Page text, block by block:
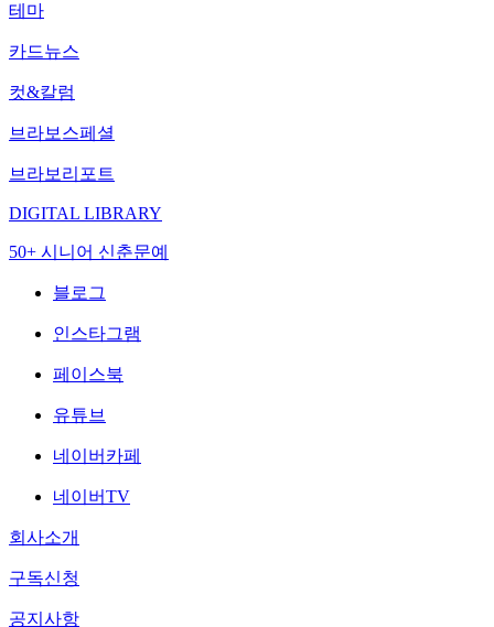
테마
카드뉴스
컷&칼럼
브라보스페셜
브라보리포트
DIGITAL LIBRARY
50+ 시니어 신춘문예
블로그
인스타그램
페이스북
유튜브
네이버카페
네이버TV
회사소개
구독신청
공지사항